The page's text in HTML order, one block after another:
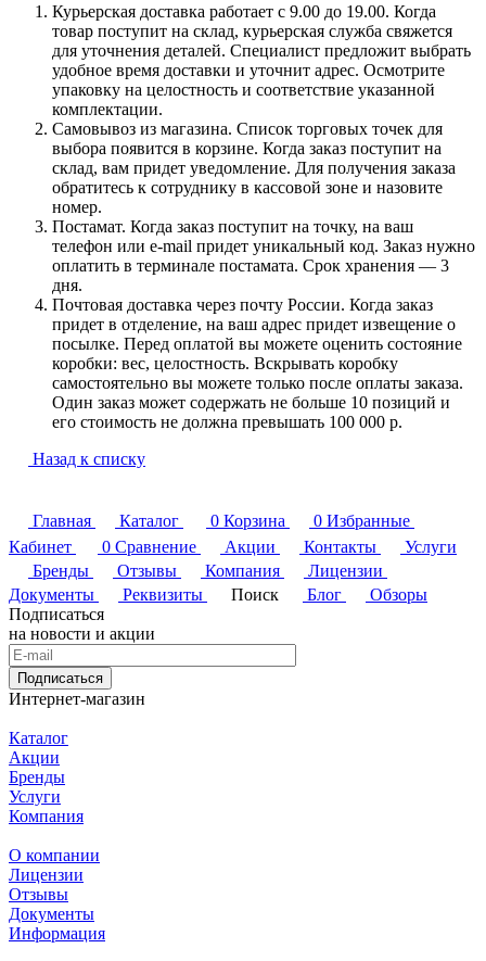
Курьерская доставка работает с 9.00 до 19.00. Когда
товар поступит на склад, курьерская служба свяжется
для уточнения деталей. Специалист предложит выбрать
удобное время доставки и уточнит адрес. Осмотрите
упаковку на целостность и соответствие указанной
комплектации.
Самовывоз из магазина. Список торговых точек для
выбора появится в корзине. Когда заказ поступит на
склад, вам придет уведомление. Для получения заказа
обратитесь к сотруднику в кассовой зоне и назовите
номер.
Постамат. Когда заказ поступит на точку, на ваш
телефон или e-mail придет уникальный код. Заказ нужно
оплатить в терминале постамата. Срок хранения — 3
дня.
Почтовая доставка через почту России. Когда заказ
придет в отделение, на ваш адрес придет извещение о
посылке. Перед оплатой вы можете оценить состояние
коробки: вес, целостность. Вскрывать коробку
самостоятельно вы можете только после оплаты заказа.
Один заказ может содержать не больше 10 позиций и
его стоимость не должна превышать 100 000 р.
Назад к списку
Главная Каталог 0 Корзина 0 Избранные
Кабинет
0 Сравнение Акции Контакты
Услуги
Бренды
Отзывы Компания
Лицензии
Документы
Реквизиты Поиск Блог
Обзоры
Подписаться
на новости и акции
Подписаться
Интернет-магазин
Каталог
Акции
Бренды
Услуги
Компания
О компании
Лицензии
Отзывы
Документы
Информация